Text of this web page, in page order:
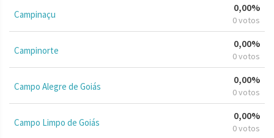
Campinaçu
0,00%
0 votos
Campinorte
0,00%
0 votos
Campo Alegre de Goiás
0,00%
0 votos
Campo Limpo de Goiás
0,00%
0 votos